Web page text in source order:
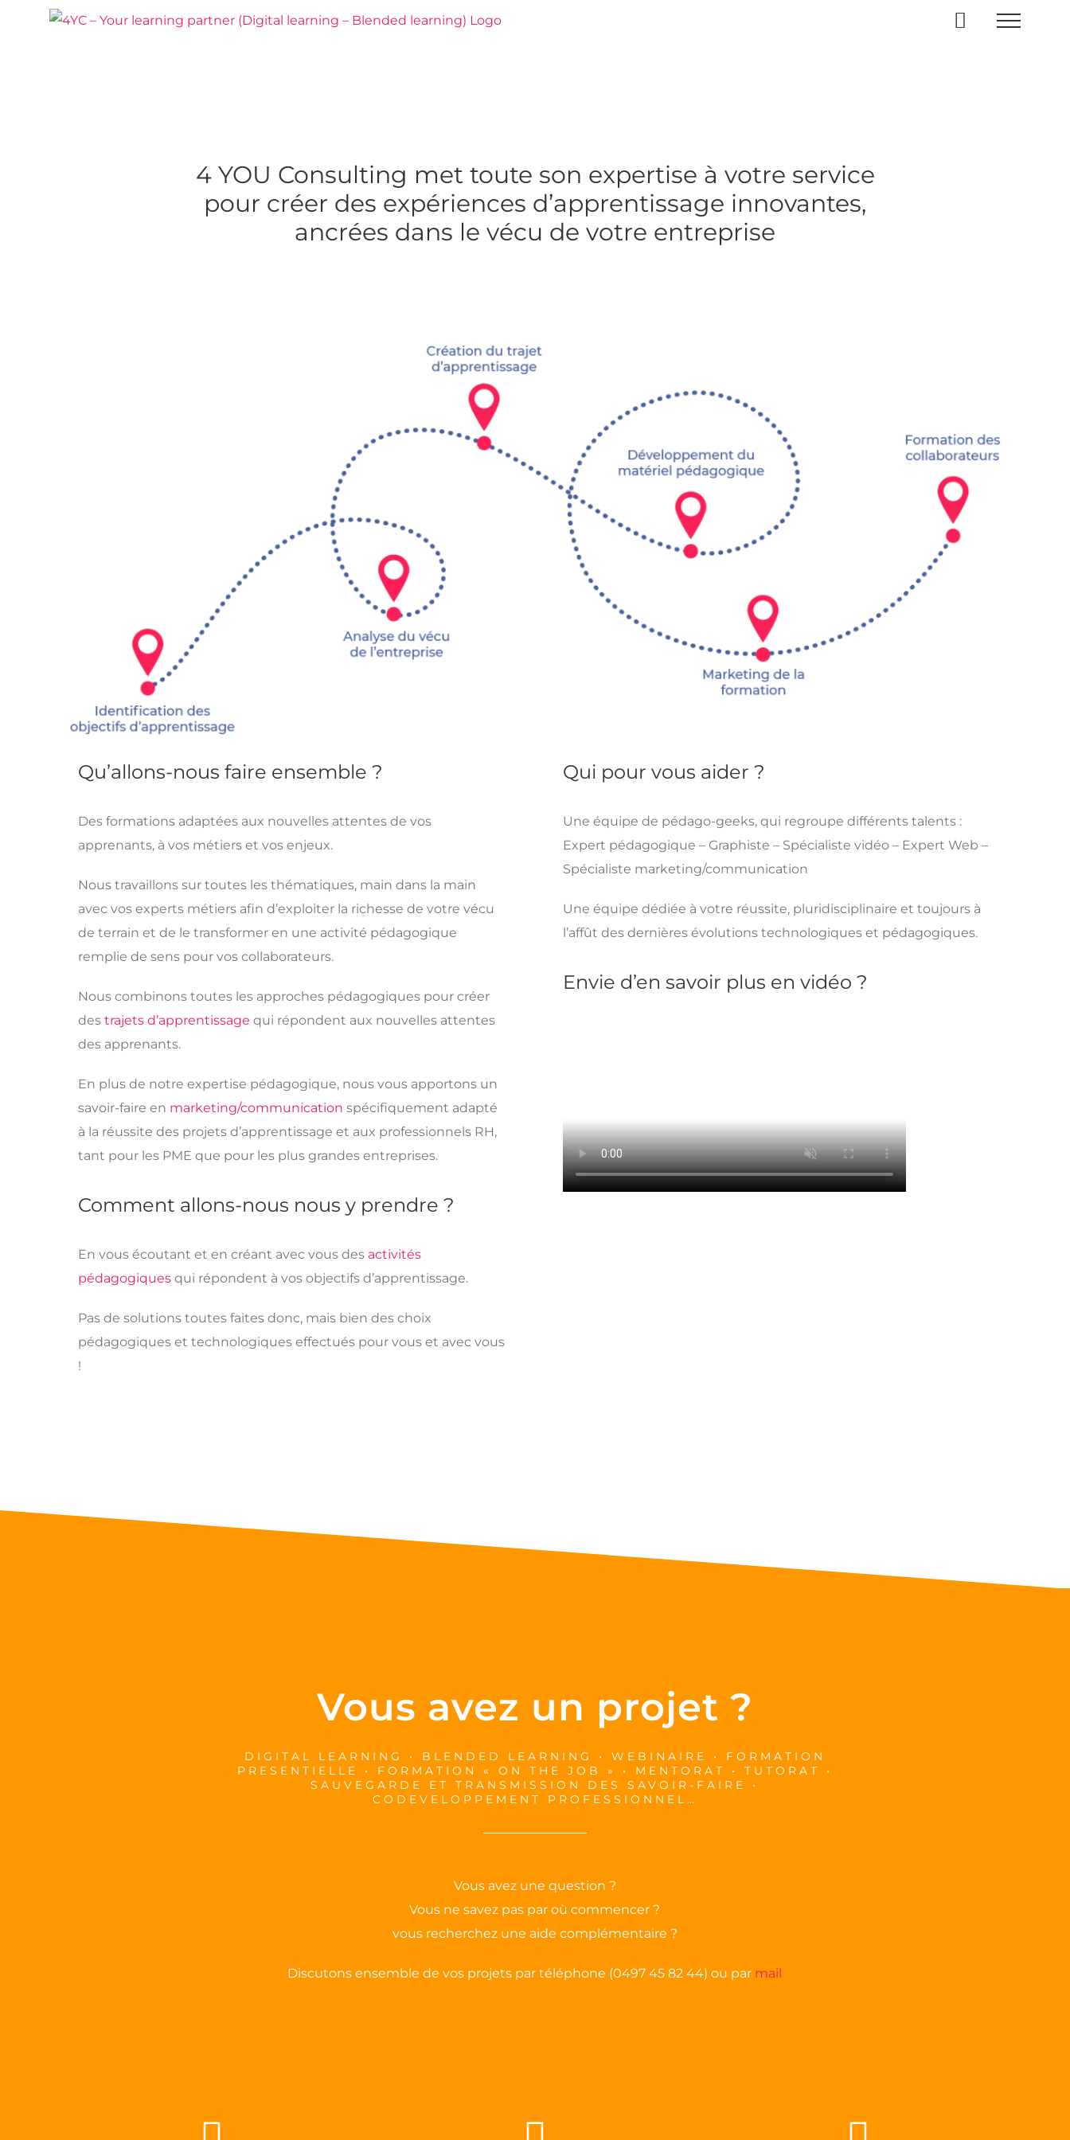
4 YOU Consulting met toute son expertise à votre service
pour créer des expériences d’apprentissage innovantes,
ancrées dans le vécu de votre entreprise
Qu’allons-nous faire ensemble ?
Des formations adaptées aux nouvelles attentes de vos
apprenants, à vos métiers et vos enjeux.
Nous travaillons sur toutes les thématiques, main dans la main
avec vos experts métiers afin d’exploiter la richesse de votre vécu
de terrain et de le transformer en une activité pédagogique
remplie de sens pour vos collaborateurs.
Nous combinons toutes les approches pédagogiques pour créer
destrajets d’apprentissage qui répondent aux nouvelles attentes
des apprenants.
En plus de notre expertise pédagogique, nous vous apportons un
savoir-faire en marketing/communication spécifiquement adapté
à la réussite des projets d’apprentissage et aux professionnels RH,
tant pour les PME que pour les plus grandes entreprises.
Comment allons-nous nous y prendre ?
En vous écoutant et en créant avec vous des activités
pédagogiques qui répondent à vos objectifs d’apprentissage.
Pas de solutions toutes faites donc, mais bien des choix
pédagogiques et technologiques effectués pour vous et avec vous
!
Qui pour vous aider ?
Une équipe de pédago-geeks, qui regroupe différents talents :
Expert pédagogique – Graphiste – Spécialiste vidéo – Expert Web –
Spécialiste marketing/communication
Une équipe dédiée à votre réussite, pluridisciplinaire et toujours à
l’affût des dernières évolutions technologiques et pédagogiques.
Envie d’en savoir plus en vidéo ?
Vous avez un projet ?
DIGITAL LEARNING • BLENDED LEARNING • WEBINAIRE • FORMATION
PRESENTIELLE • FORMATION « ON THE JOB » • MENTORAT • TUTORAT •
SAUVEGARDE ET TRANSMISSION DES SAVOIR-FAIRE •
CODEVELOPPEMENT PROFESSIONNEL…
Vous avez une question ?
Vous ne savez pas par où commencer ?
vous recherchez une aide complémentaire ?
Discutons ensemble de vos projets par téléphone (0497 45 82 44) ou par mail